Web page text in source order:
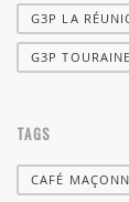
G3P LA
G3P TOURAINE
TAGS
CAFÉ